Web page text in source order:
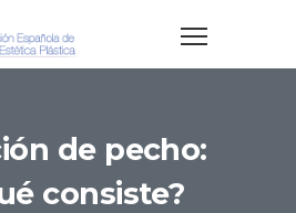
de pecho:
consiste?